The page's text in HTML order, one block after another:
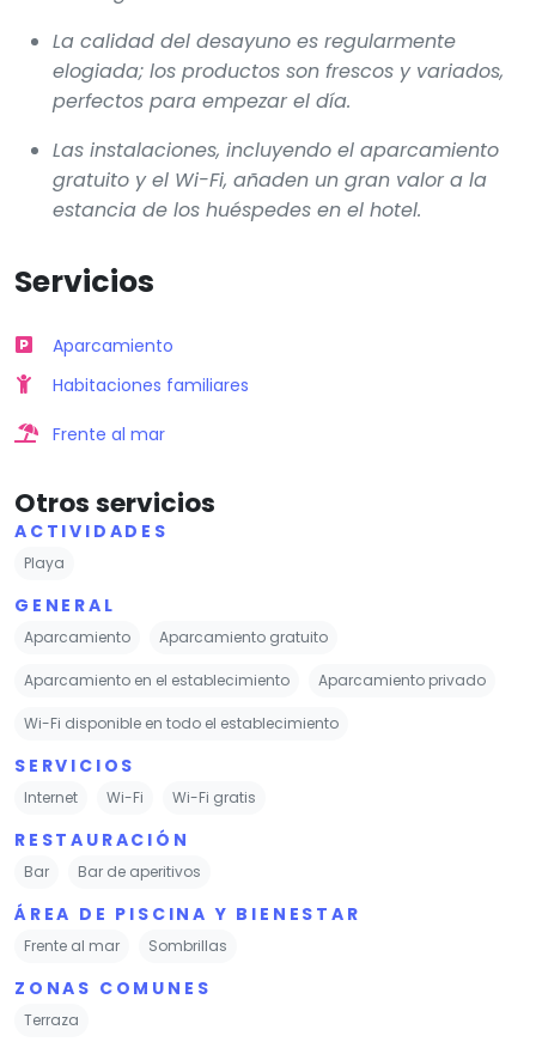
La calidad del desayuno es regularmente
elogiada; los productos son frescos y variados,
perfectos para empezar el día.
Las instalaciones, incluyendo el aparcamiento
gratuito y el Wi-Fi, añaden un gran valor a la
estancia de los huéspedes en el hotel.
Servicios
Aparcamiento
Habitaciones familiares
Frente al mar
Otros servicios
ACTIVIDADES
Playa
GENERAL
Aparcamiento Aparcamiento gratuito
Aparcamiento en el establecimiento Aparcamiento privado
Wi-Fi disponible en todo el establecimiento
SERVICIOS
Internet Wi-Fi Wi-Fi gratis
RESTAURACIÓN
Bar Bar de aperitivos
ÁREA DE PISCINA Y BIENESTAR
Frente al mar Sombrillas
ZONAS COMUNES
Terraza